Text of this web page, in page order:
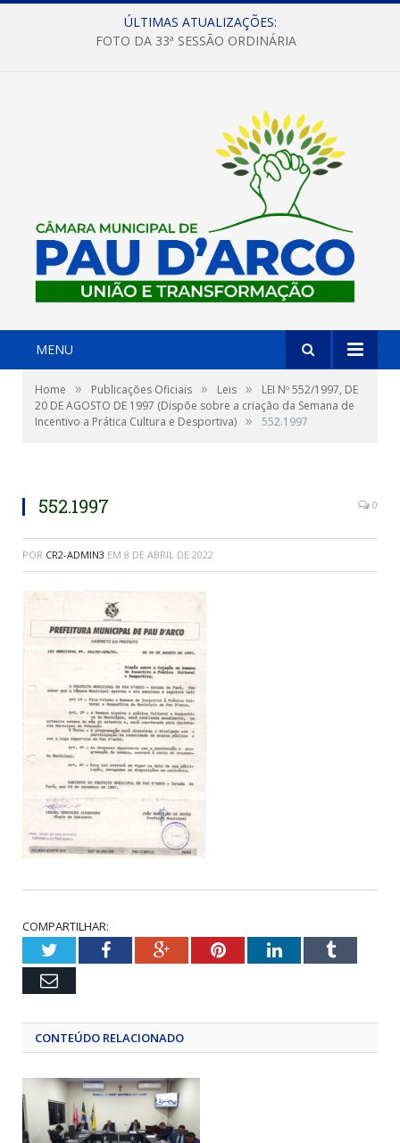
ÚLTIMAS ATUALIZAÇÕES:
FOTO DA 33ª SESSÃO ORDINÁRIA
MENU
Home » Publicações Oficiais » Leis »
LEI Nº 552/1997, DE
20 DE AGOSTO DE 1997 (Dispõe sobre a criação da Semana de
Incentivo a Prática Cultura e Desportiva) » 552.1997
552.1997 0
POR CR2-ADMIN3 EM 8 DE ABRIL DE 2022
COMPARTILHAR:
TwitterFacebookGoogle+PinterestLinkedInTumblr
Email
CONTEÚDO RELACIONADO